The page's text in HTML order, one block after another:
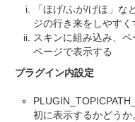
「ほげ/ふが/げほ」
ジの行き来をしやす
スキンに組み込み、
ページで表示する
プラグイン内設定
初に表示するかどうか